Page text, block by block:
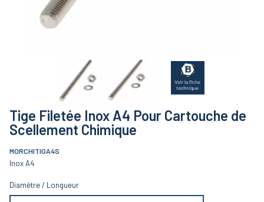
Tige Filetée Inox A4 Pour Cartouche de
Scellement Chimique
MORCHITIGA4S
Inox A4
Diamètre/ Longueur